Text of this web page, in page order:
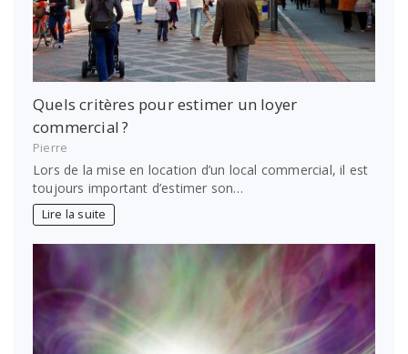
Quels critères pour estimer un loyer
commercial ?
Pierre
Lors de la mise en location d’un local commercial, il est
toujours important d’estimer son…
Lire la suite